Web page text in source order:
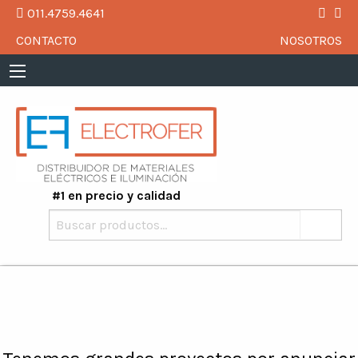
011.4759.4641
CONTACTO
NOSOTROS
#1 en precio y calidad